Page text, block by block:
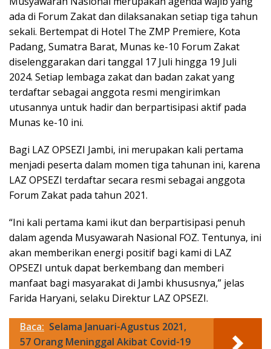
ada di Forum Zakat dan dilaksanakan setiap tiga tahun
sekali. Bertempat di Hotel The ZMP Premiere, Kota
Padang, Sumatra Barat, Munas ke-10 Forum Zakat
diselenggarakan dari tanggal 17 Juli hingga 19 Juli
2024. Setiap lembaga zakat dan badan zakat yang
terdaftar sebagai anggota resmi mengirimkan
utusannya untuk hadir dan berpartisipasi aktif pada
Munas ke-10 ini.
Bagi LAZ OPSEZI Jambi, ini merupakan kali pertama
menjadi peserta dalam momen tiga tahunan ini, karena
LAZ OPSEZI terdaftar secara resmi sebagai anggota
Forum Zakat pada tahun 2021.
“Ini kali pertama kami ikut dan berpartisipasi penuh
dalam agenda Musyawarah Nasional FOZ. Tentunya, ini
akan memberikan energi positif bagi kami di LAZ
OPSEZI untuk dapat berkembang dan memberi
manfaat bagi masyarakat di Jambi khususnya,” jelas
Farida Haryani, selaku Direktur LAZ OPSEZI.
Baca: Selama Januari-Agustus 2021,
57 Orang Meninggal Akibat Covid-19